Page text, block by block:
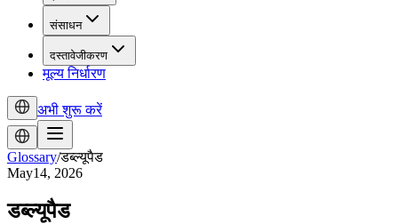
संसाधन
दस्तावेजीकरण
मूल्य निर्धारण
अभी शुरू करें
Glossary/डब्ल्यूपैड
May14, 2026
डब्ल्यूपैड